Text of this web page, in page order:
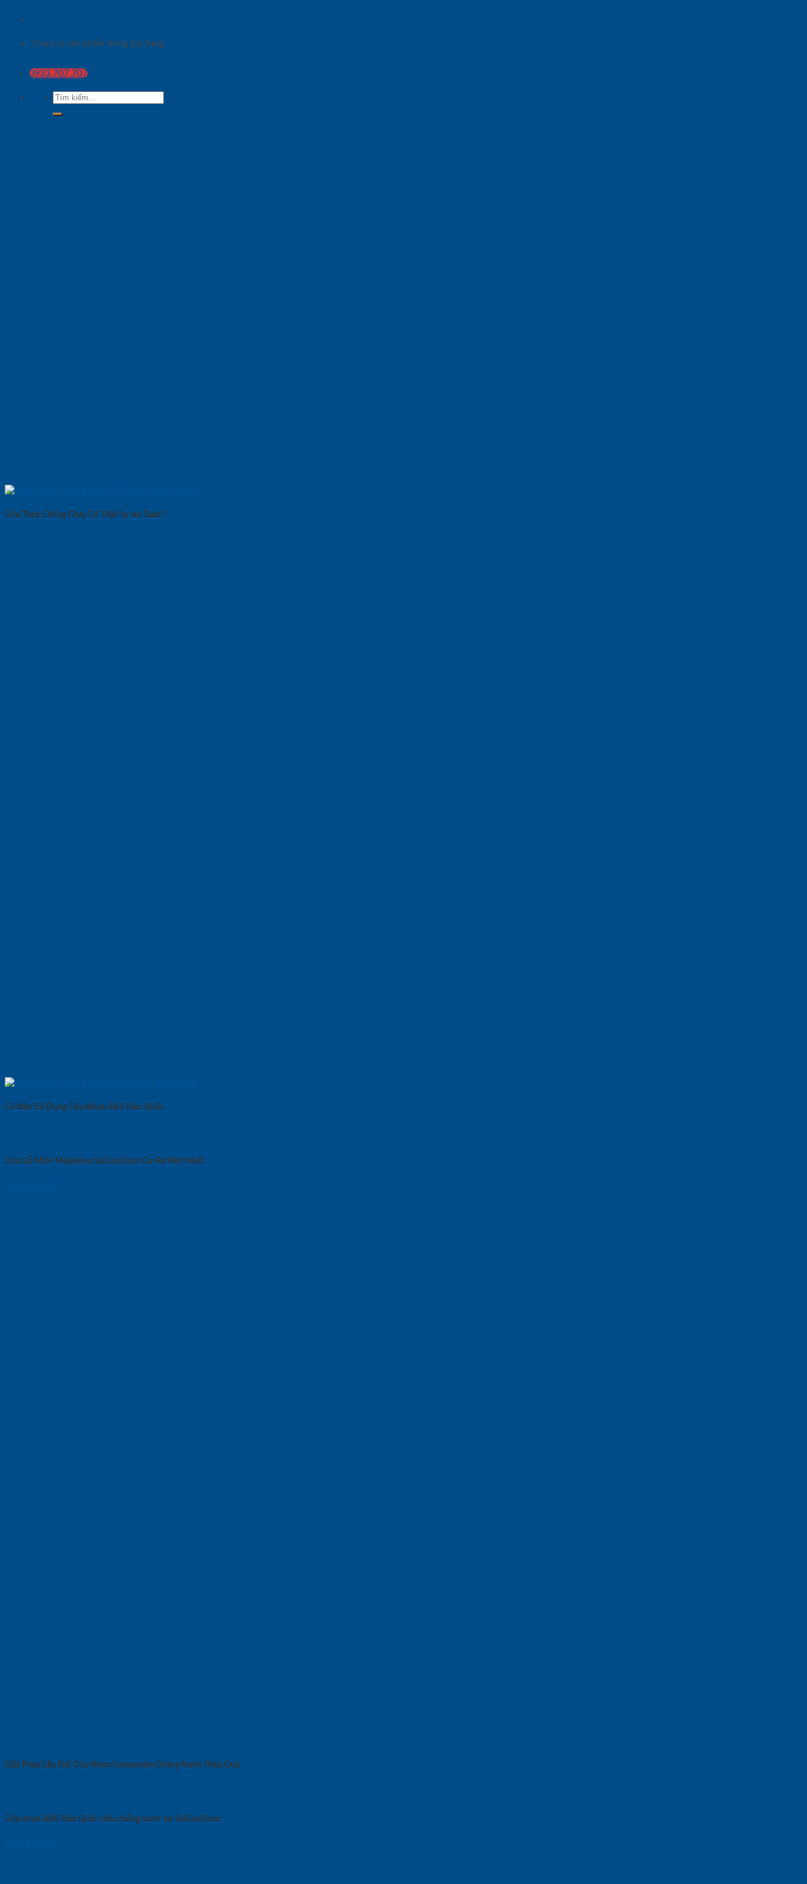
Chưa có sản phẩm trong giỏ hàng.
0933.707.707
Tìm
kiếm:
Cửa Thép Chống Cháy Có Thật Sự An Toàn ?
Có Nên Sử Dụng Cửa Nhựa ABS Hàn Quốc
Cửa Gỗ MDF Melamine SaiGonDoor Gía Rẻ Mới Nhất
08/01/2025
Giải Pháp Lắp Đặt Cửa Nhựa Composite Chống Nước Hiệu Quả
Cửa nhựa ABS Hàn Quốc siêu chống nước tại SaiGonDoor
09/12/2024